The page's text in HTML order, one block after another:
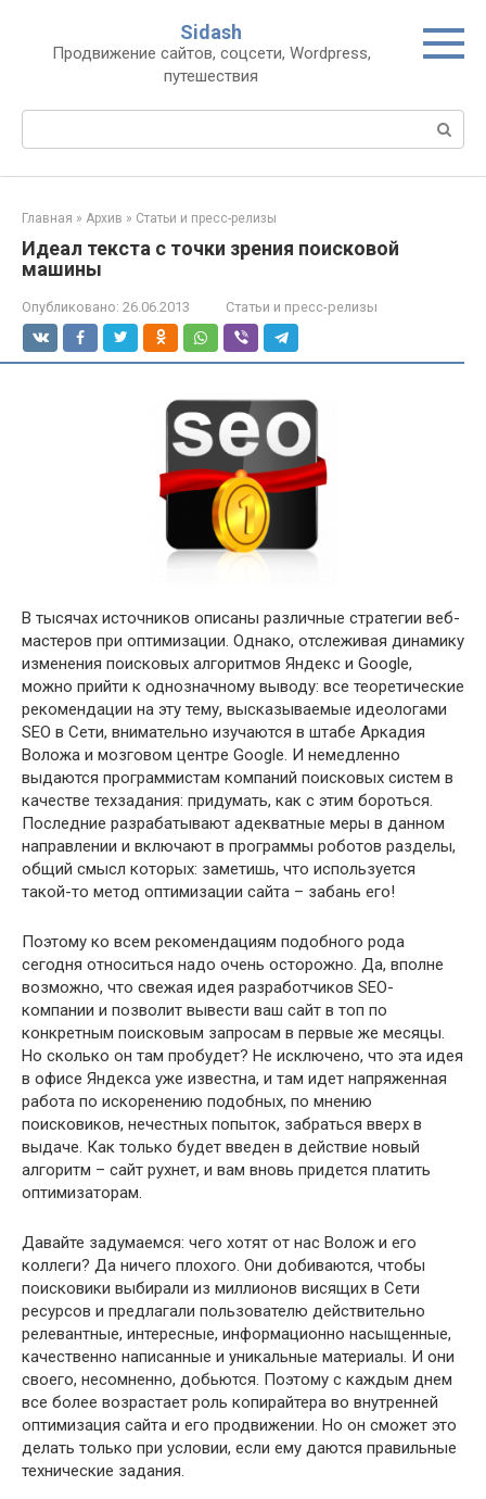
контенту
Sidash
Продвижение сайтов, соцсети, Wordpress,
путешествия
Главная » Архив » Статьи и пресс-релизы
Идеал текста с точки зрения поисковой
машины
Опубликовано: 26.06.2013 Статьи и пресс-релизы
В тысячах источников описаны различные стратегии веб-
мастеров при оптимизации. Однако, отслеживая динамику
изменения поисковых алгоритмов Яндекс и Google,
можно прийти к однозначному выводу: все теоретические
рекомендации на эту тему, высказываемые идеологами
SEO в Сети, внимательно изучаются в штабе Аркадия
Воложа и мозговом центре Google. И немедленно
выдаются программистам компаний поисковых систем в
качестве техзадания: придумать, как с этим бороться.
Последние разрабатывают адекватные меры в данном
направлении и включают в программы роботов разделы,
общий смысл которых: заметишь, что используется
такой-то метод оптимизации сайта – забань его!
Поэтому ко всем рекомендациям подобного рода
сегодня относиться надо очень осторожно. Да, вполне
возможно, что свежая идея разработчиков SEO-
компании и позволит вывести ваш сайт в топ по
конкретным поисковым запросам в первые же месяцы.
Но сколько он там пробудет? Не исключено, что эта идея
в офисе Яндекса уже известна, и там идет напряженная
работа по искоренению подобных, по мнению
поисковиков, нечестных попыток, забраться вверх в
выдаче. Как только будет введен в действие новый
алгоритм – сайт рухнет, и вам вновь придется платить
оптимизаторам.
Давайте задумаемся: чего хотят от нас Волож и его
коллеги? Да ничего плохого. Они добиваются, чтобы
поисковики выбирали из миллионов висящих в Сети
ресурсов и предлагали пользователю действительно
релевантные, интересные, информационно насыщенные,
качественно написанные и уникальные материалы. И они
своего, несомненно, добьются. Поэтому с каждым днем
все более возрастает роль копирайтера во внутренней
оптимизация сайта и его продвижении. Но он сможет это
делать только при условии, если ему даются правильные
технические задания.